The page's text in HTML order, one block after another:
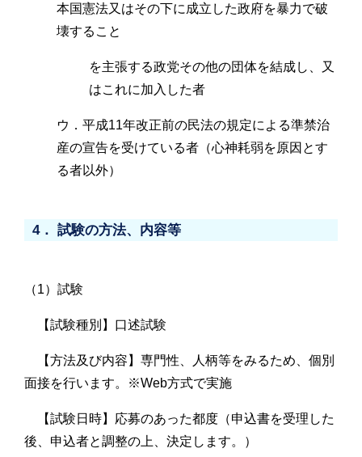
本国憲法又はその下に成立した政府を暴力で破
壊すること
を主張する政党その他の団体を結成し、又
はこれに加入した者
ウ．平成11年改正前の民法の規定による準禁治
産の宣告を受けている者（心神耗弱を原因とす
る者以外）
4． 試験の方法、内容等
（1）試験
【試験種別】口述試験
【方法及び内容】専門性、人柄等をみるため、個別
面接を行います。※Web方式で実施
【試験日時】応募のあった都度（申込書を受理した
後、申込者と調整の上、決定します。）